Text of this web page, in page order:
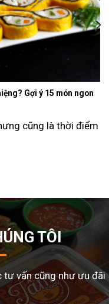
Gợi ý 15 món ngon
cũng là thời điểm
TÔI
tư vấn cũng như ưu đãi